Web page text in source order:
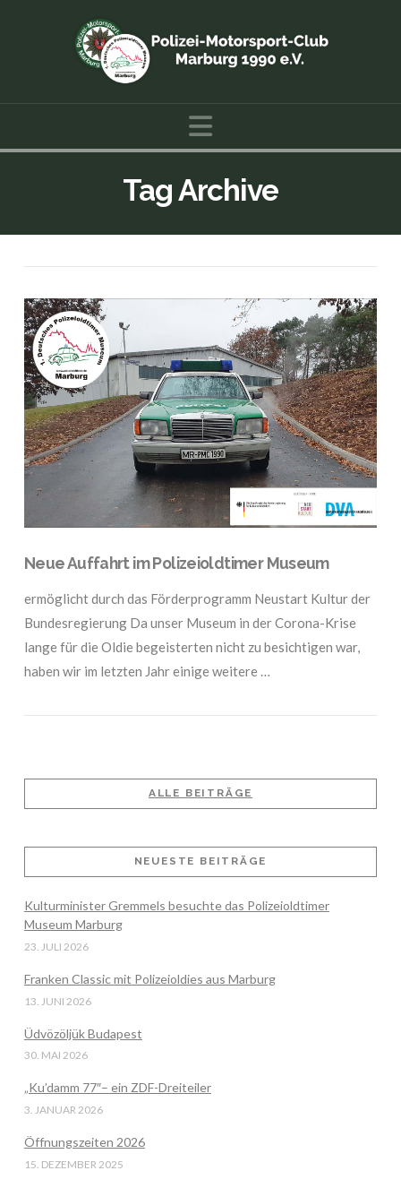
Navigation
Tag Archive
Neue Auffahrt im Polizeioldtimer Museum
ermöglicht durch das Förderprogramm Neustart Kultur der
Bundesregierung Da unser Museum in der Corona-Krise
lange für die Oldie begeisterten nicht zu besichtigen war,
haben wir im letzten Jahr einige weitere …
ALLE BEITRÄGE
NEUESTE BEITRÄGE
Kulturminister Gremmels besuchte das Polizeioldtimer
Museum Marburg
23. JULI 2026
Franken Classic mit Polizeioldies aus Marburg
13. JUNI 2026
Üdvözöljük Budapest
30. MAI 2026
„Ku’damm 77″– ein ZDF-Dreiteiler
3. JANUAR 2026
Öffnungszeiten 2026
15. DEZEMBER 2025